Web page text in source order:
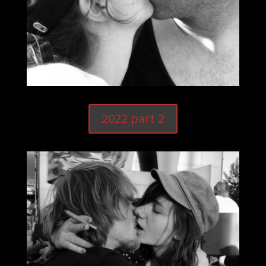
2022 part 2